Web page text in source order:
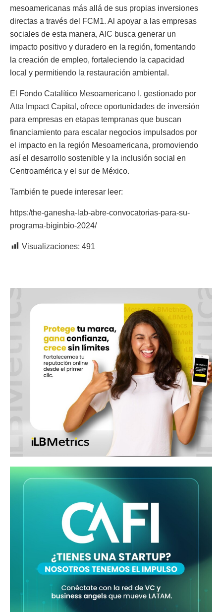
mesoamericanas más allá de sus propias inversiones
directas a través del FCM1. Al apoyar a las empresas
sociales de esta manera, AIC busca generar un
impacto positivo y duradero en la región, fomentando
la creación de empleo, fortaleciendo la capacidad
local y permitiendo la restauración ambiental.
El Fondo Catalítico Mesoamericano I, gestionado por
Atta Impact Capital, ofrece oportunidades de inversión
para empresas en etapas tempranas que buscan
financiamiento para escalar negocios impulsados por
el impacto en la región Mesoamericana, promoviendo
así el desarrollo sostenible y la inclusión social en
Centroamérica y el sur de México.
También te puede interesar leer:
https:/the-ganesha-lab-abre-convocatorias-para-su-
programa-biginbio-2024/
Visualizaciones: 491